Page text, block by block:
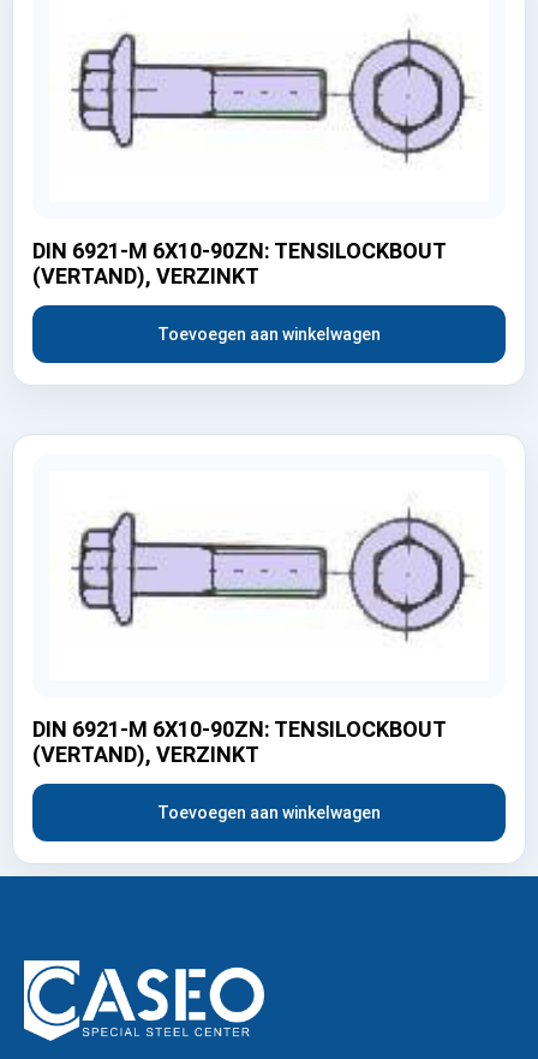
DIN 6921-M 6X10-90ZN: TENSILOCKBOUT
(VERTAND), VERZINKT
Toevoegen aan winkelwagen
DIN 6921-M 6X10-90ZN: TENSILOCKBOUT
(VERTAND), VERZINKT
Toevoegen aan winkelwagen